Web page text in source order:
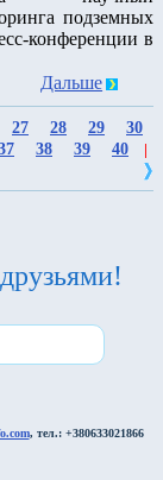
подземных
конференции в
Дальше
27 28 29 30
38 39 40
, тел.: +380633021866